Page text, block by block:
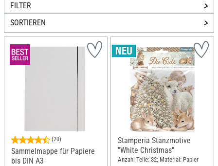
FILTER
SORTIEREN
(20)
Sammelmappe für Papiere
bis DIN A3
Stamperia Stanzmotive
"White Christmas"
Anzahl Teile: 32; Material: Papier